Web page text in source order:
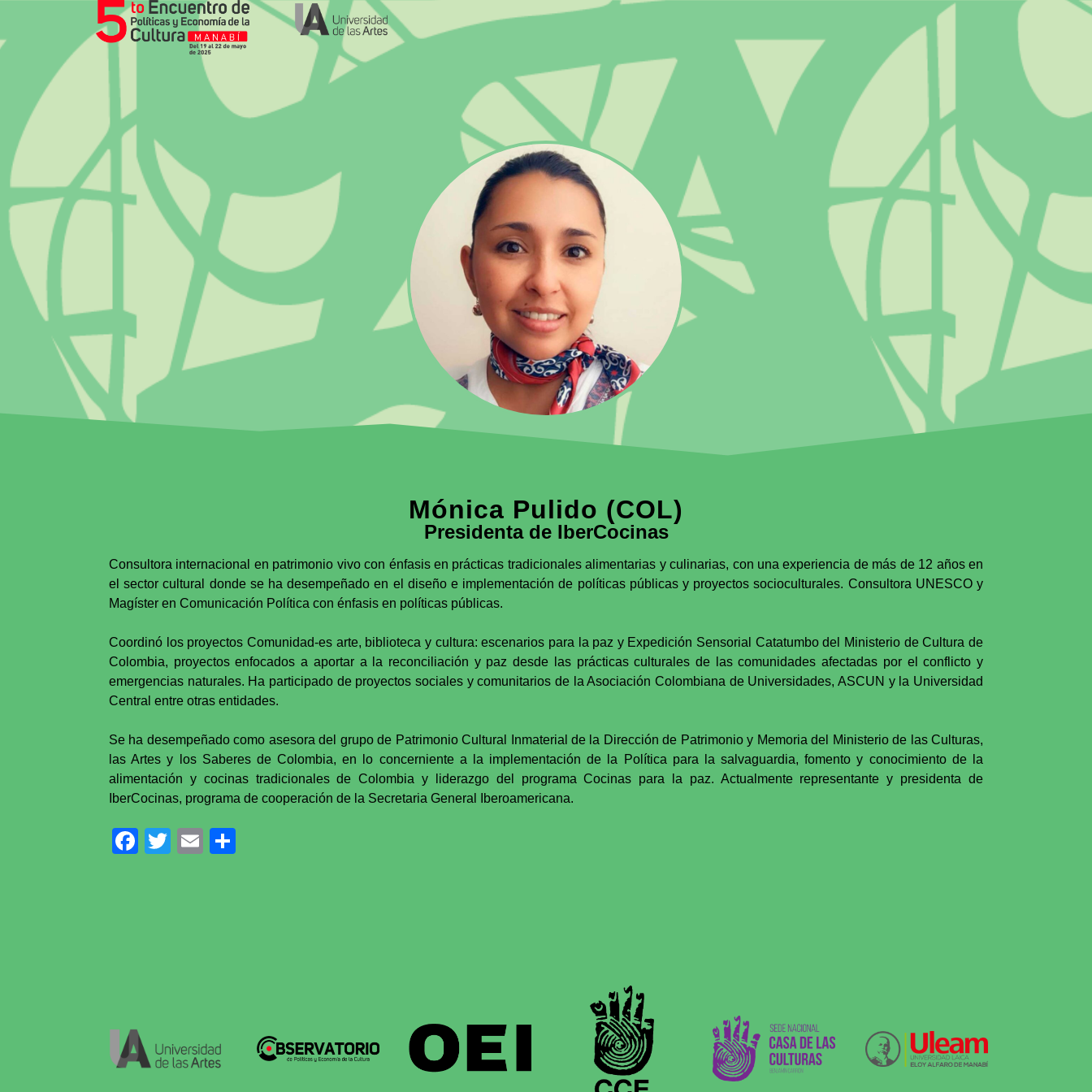
Mónica Pulido (COL)
Presidenta de IberCocinas
Consultora internacional en patrimonio vivo con énfasis en prácticas tradicionales alimentarias y culinarias, con una experiencia de más de 12 años en
el sector cultural donde se ha desempeñado en el diseño e implementación de políticas públicas y proyectos socioculturales. Consultora UNESCO y
Magíster en Comunicación Política con énfasis en políticas públicas.
Coordinó los proyectos Comunidad-es arte, biblioteca y cultura: escenarios para la paz y Expedición Sensorial Catatumbo del Ministerio de Cultura de
Colombia, proyectos enfocados a aportar a la reconciliación y paz desde las prácticas culturales de las comunidades afectadas por el conflicto y
emergencias naturales. Ha participado de proyectos sociales y comunitarios de la Asociación Colombiana de Universidades, ASCUN y la Universidad
Central entre otras entidades.
Se ha desempeñado como asesora del grupo de Patrimonio Cultural Inmaterial de la Dirección de Patrimonio y Memoria del Ministerio de las Culturas,
las Artes y los Saberes de Colombia, en lo concerniente a la implementación de la Política para la salvaguardia, fomento y conocimiento de la
alimentación y cocinas tradicionales de Colombia y liderazgo del programa Cocinas para la paz. Actualmente representante y presidenta de
IberCocinas, programa de cooperación de la Secretaria General Iberoamericana.
Facebook
Twitter
Email